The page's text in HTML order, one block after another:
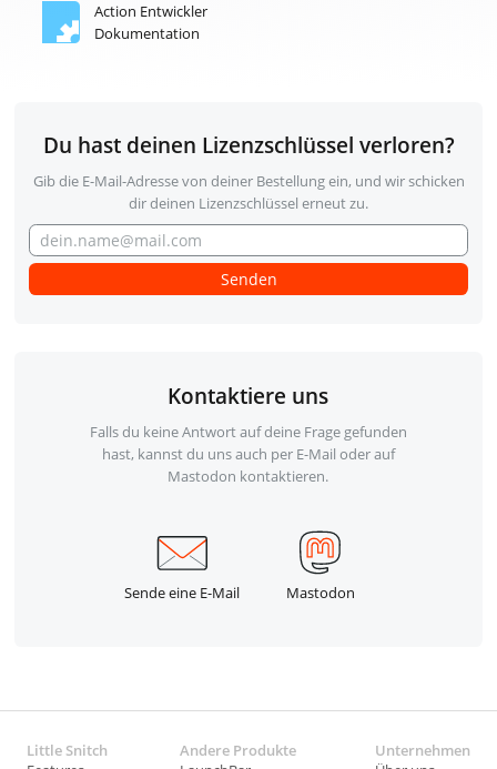
Action Entwickler
Dokumentation
Du hast deinen Lizenzschlüssel verloren?
Gib die E-Mail-Adresse von deiner Bestellung ein, und wir schicken
dir deinen Lizenzschlüssel erneut zu.
Kontaktiere uns
Falls du keine Antwort auf deine Frage gefunden
hast, kannst du uns auch per E-Mail oder auf
Mastodon kontaktieren.
Sende eine E-Mail Mastodon
Little Snitch
Andere Produkte
Unternehmen